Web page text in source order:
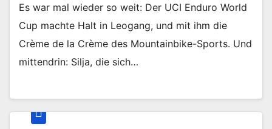
Es war mal wieder so weit: Der UCI Enduro World
Cup machte Halt in Leogang, und mit ihm die
Crème de la Crème des Mountainbike-Sports. Und
mittendrin: Silja, die sich…